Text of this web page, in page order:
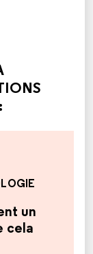
un
cela